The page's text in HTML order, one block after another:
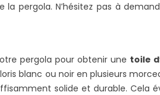
pergola. N’hésitez pas à
pergola pour obtenir une toile
blanc ou noir en plusieurs
solide et durable. Cela